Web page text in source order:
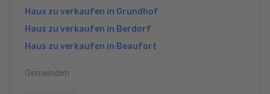
Haus zu verkaufen in Grundhof
Haus zu verkaufen in Berdorf
Haus zu verkaufen in Beaufort
Gemeinden